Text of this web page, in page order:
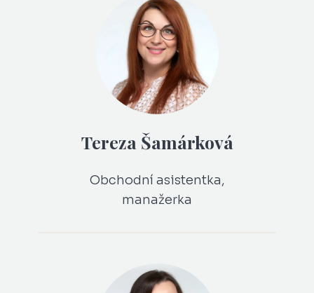
Tereza Šamárková
Obchodní asistentka,
manažerka